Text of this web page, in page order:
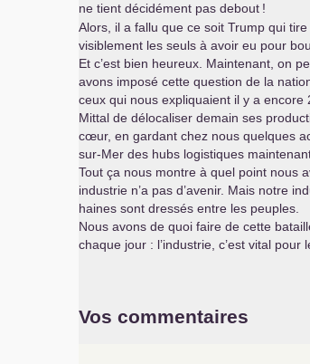
ne tient décidément pas debout !
Alors, il a fallu que ce soit Trump qui
visiblement les seuls à avoir eu pour
Et c’est bien heureux. Maintenant, on
avons imposé cette question de la
ceux qui nous expliquaient il y a encore
Mittal de délocaliser demain ses
cœur, en gardant chez nous quelques
sur-Mer des hubs logistiques
Tout ça nous montre à quel point nous
industrie n’a pas d’avenir. Mais notre
haines sont dressés entre les peuples.
Nous avons de quoi faire de cette
chaque jour : l’industrie, c’est vital pour
Vos commentaires